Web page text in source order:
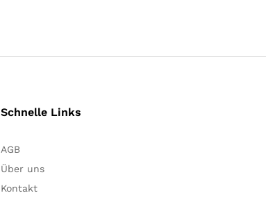
Gelenke?
Schnelle Links
AGB
Über uns
Kontakt